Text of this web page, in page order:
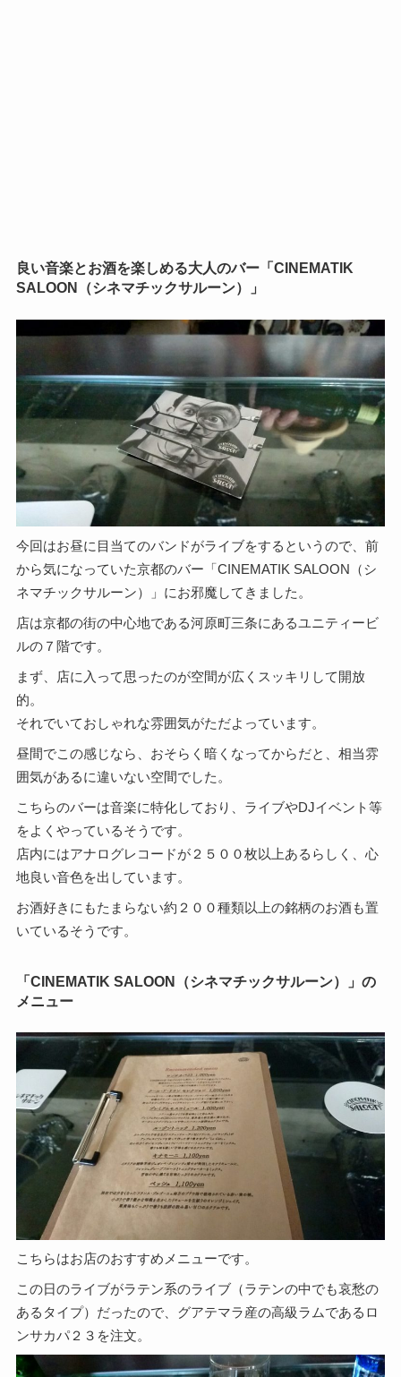
良い音楽とお酒を楽しめる大人のバー「CINEMATIK
SALOON（シネマチックサルーン）」
今回はお昼に目当てのバンドがライブをするというので、前
から気になっていた京都のバー「CINEMATIK SALOON（シ
ネマチックサルーン）」にお邪魔してきました。
店は京都の街の中心地である河原町三条にあるユニティービ
ルの７階です。
まず、店に入って思ったのが空間が広くスッキリして開放
的。
それでいておしゃれな雰囲気がただよっています。
昼間でこの感じなら、おそらく暗くなってからだと、相当雰
囲気があるに違いない空間でした。
こちらのバーは音楽に特化しており、ライブやDJイベント等
をよくやっているそうです。
店内にはアナログレコードが２５００枚以上あるらしく、心
地良い音色を出しています。
お酒好きにもたまらない約２００種類以上の銘柄のお酒も置
いているそうです。
「CINEMATIK SALOON（シネマチックサルーン）」の
メニュー
こちらはお店のおすすめメニューです。
この日のライブがラテン系のライブ（ラテンの中でも哀愁の
あるタイプ）だったので、グアテマラ産の高級ラムであるロ
ンサカパ２３を注文。